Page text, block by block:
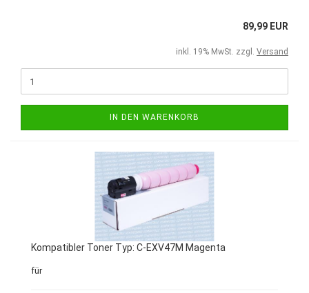
89,99 EUR
inkl. 19% MwSt. zzgl. Versand
IN DEN WARENKORB
Kompatibler Toner Typ: C-EXV47M Magenta
für